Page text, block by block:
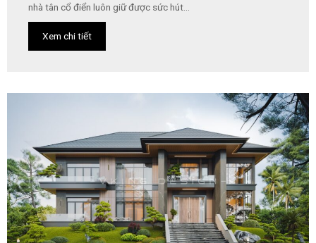
nhà tân cổ điển luôn giữ được sức hút...
Xem chi tiết